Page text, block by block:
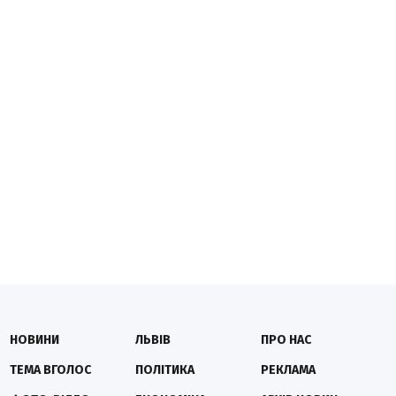
НОВИНИ
ТЕМА ВГОЛОС
ЛЬВІВ
ПОЛІТИКА
ПРО НАС
РЕКЛАМА